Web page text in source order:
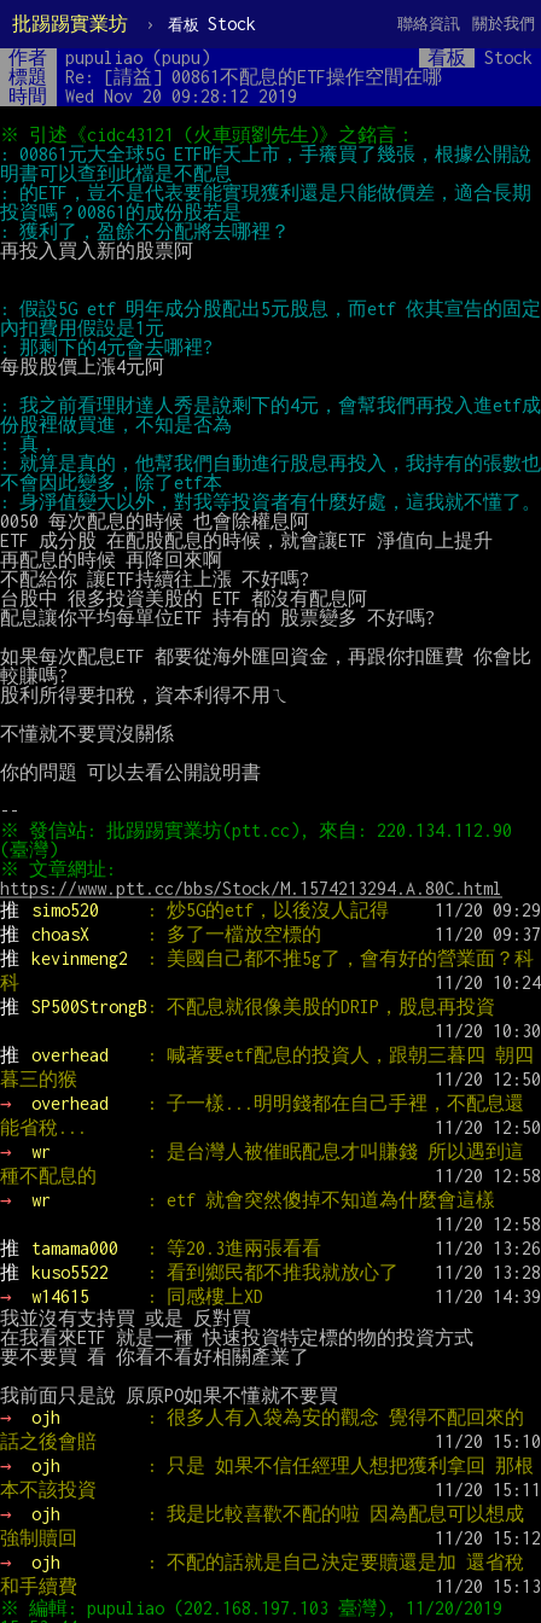
批踢踢實業坊 › 看板 Stock 關於我們
聯絡資訊
作者 pupuliao (pupu) 看板
Stock
標題
Re: [請益] 00861不配息的ETF操作空間在哪
時間
Wed Nov 20 09:28:12 2019
: 00861元大全球5G ETF昨天上市，手癢買了幾張，根據公開說
: 的ETF，豈不是代表要能實現獲利還是只能做價差，適合長期
再投入買入新的股票阿
: 假設5G etf 明年成分股配出5元股息，而etf 依其宣告的固定
每股股價上漲4元阿
: 我之前看理財達人秀是說剩下的4元，會幫我們再投入進etf成
: 就算是真的，他幫我們自動進行股息再投入，我持有的張數也
0050 每次配息的時候 也會除權息阿
ETF 成分股 在配股配息的時候，就會讓ETF 淨值向上提升
再配息的時候 再降回來啊
不配給你 讓ETF持續往上漲 不好嗎?
台股中 很多投資美股的 ETF 都沒有配息阿
配息讓你平均每單位ETF 持有的 股票變多 不好嗎?
如果每次配息ETF 都要從海外匯回資金，再跟你扣匯費 你會比
較賺嗎?
股利所得要扣稅，資本利得不用ㄟ
不懂就不要買沒關係
你的問題 可以去看公開說明書
※ 發信站: 批踢踢實業坊(ptt.cc), 來自: 220.134.112.90
https://www.ptt.cc/bbs/Stock/M.1574213294.A.80C.html
推
simo520
: 炒5G的etf，以後沒人記得
推
choasX
: 多了一檔放空標的
推
kevinmeng2
: 美國自己都不推5g了，會有好的營業面？科
科
推
SP500StrongB : 不配息就很像美股的DRIP，股息再投資
推 overhead
: 喊著要etf配息的投資人，跟朝三暮四 朝四
暮三的猴
→
overhead
: 子一樣...明明錢都在自己手裡，不配息還
能省稅...
→
wr
: 是台灣人被催眠配息才叫賺錢 所以遇到這
種不配息的
→
wr : etf 就會突然傻掉不知道為什麼會這樣
推 tamama000
: 等20.3進兩張看看
推
kuso5522
: 看到鄉民都不推我就放心了
→
w14615
: 同感樓上XD
我並沒有支持買 或是 反對買
在我看來ETF 就是一種 快速投資特定標的物的投資方式
要不要買 看 你看不看好相關產業了
→
ojh
: 很多人有入袋為安的觀念 覺得不配回來的
話之後會賠
→
ojh
: 只是 如果不信任經理人想把獲利拿回 那根
本不該投資
→
ojh
: 我是比較喜歡不配的啦 因為配息可以想成
強制贖回
→
ojh
: 不配的話就是自己決定要贖還是加 還省稅
和手續費
※ 編輯: pupuliao (202.168.197.103 臺灣), 11/20/2019